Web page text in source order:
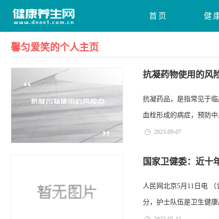
首页 健
馨匀爱笑的个人主页
抗凝药物使用的风
抗凝药品，是指常见于
血栓形成的病症，预防
2023-09-07
国家卫健委：近十
人民网北京5月11日电
分，护士队伍是卫生健